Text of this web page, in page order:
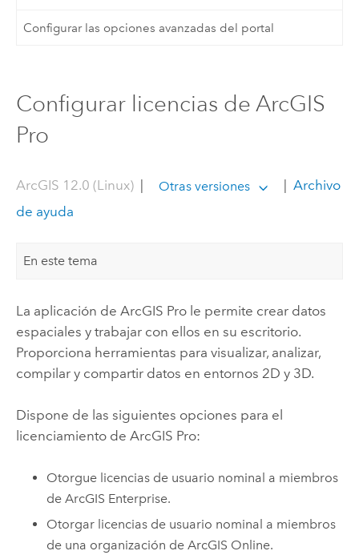
Configurar las opciones avanzadas del portal
Configurar licencias de ArcGIS
Pro
ArcGIS 12.0 (Linux)| Otras versiones
Archivo
de ayuda
En este tema
La aplicación de ArcGIS Prole permite crear datos
espaciales y trabajar con ellos en su escritorio.
Proporciona herramientas para visualizar, analizar,
compilar y compartir datos en entornos 2D y 3D.
Dispone de las siguientes opciones para el
licenciamiento de ArcGIS Pro:
Otorgue licencias de usuario nominal a miembros
deArcGIS Enterprise.
Otorgar licencias de usuario nominal a miembros
de una organización deArcGIS Online.